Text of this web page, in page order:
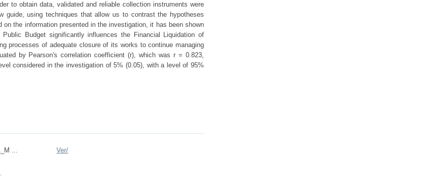
to obtain data, validated and reliable collection instruments were
guide, using techniques that allow us to contrast the hypotheses
the information presented in the investigation, it has been shown
Budget significantly influences the Financial Liquidation of
processes of adequate closure of its works to continue managing
by Pearson's correlation coefficient (r), which was r = 0.823,
considered in the investigation of 5% (0.05), with a level of 95%
...
Ver/